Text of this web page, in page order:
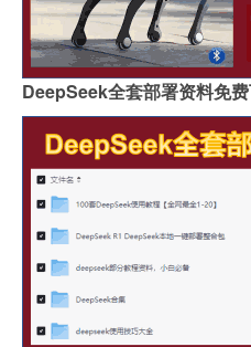
DeepSeek全套部署资料免